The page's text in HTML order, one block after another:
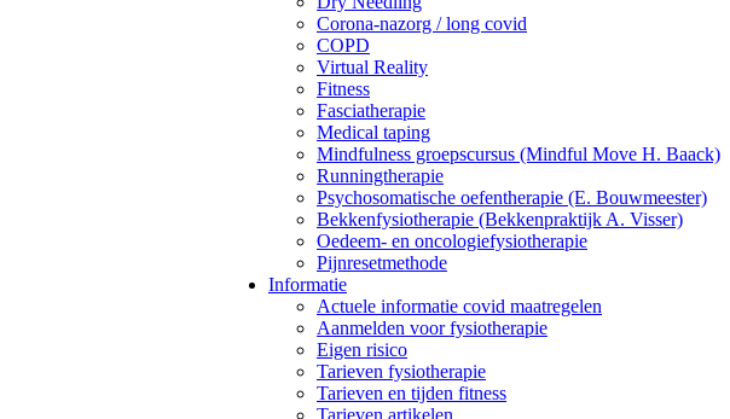
Corona-nazorg / long covid
COPD
Virtual Reality
Fitness
Fasciatherapie
Medical taping
Mindfulness groepscursus (Mindful Move H. Baack)
Runningtherapie
Psychosomatische oefentherapie (E. Bouwmeester)
Bekkenfysiotherapie (Bekkenpraktijk A. Visser)
Oedeem- en oncologiefysiotherapie
Pijnresetmethode
Informatie
Actuele informatie covid maatregelen
Aanmelden voor fysiotherapie
Eigen risico
Tarieven fysiotherapie
Tarieven en tijden fitness
Tarieven artikelen